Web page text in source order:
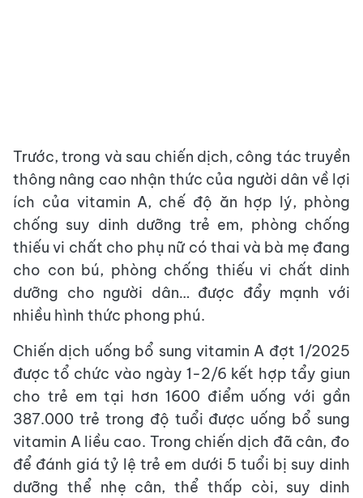
Trước, trong và sau chiến dịch, công tác truyền
thông nâng cao nhận thức của người dân về lợi
ích của vitamin A, chế độ ăn hợp lý, phòng
chống suy dinh dưỡng trẻ em, phòng chống
thiếu vi chất cho phụ nữ có thai và bà mẹ đang
cho con bú, phòng chống thiếu vi chất dinh
dưỡng cho người dân… được đẩy mạnh với
nhiều hình thức phong phú.
Chiến dịch uống bổ sung vitamin A đợt 1/2025
được tổ chức vào ngày 1-2/6 kết hợp tẩy giun
cho trẻ em tại hơn 1600 điểm uống với gần
387.000 trẻ trong độ tuổi được uống bổ sung
vitamin A liều cao. Trong chiến dịch đã cân, đo
để đánh giá tỷ lệ trẻ em dưới 5 tuổi bị suy dinh
dưỡng thể nhẹ cân, thể thấp còi, suy dinh